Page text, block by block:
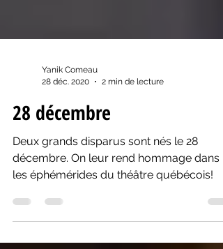
28 déc. 2020
28 décembre
Deux grands disparus sont nés le 28
décembre. On leur rend hommage dans
les éphémérides du théâtre québécois!